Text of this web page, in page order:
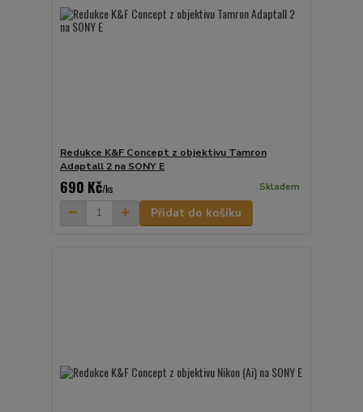
Redukce K&F Concept z objektivu Tamron
Adaptall 2 na SONY E
690 Kč/ks Skladem
Přidat do košíku